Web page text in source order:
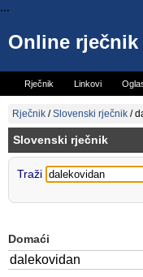
...
Online rječnik
Rječnik Linkovi
Vicevi Mini rječnik
Rječnik /Slovenski rječnik /
Slovenski rječnik
Traži
Domaći
dalekovidan